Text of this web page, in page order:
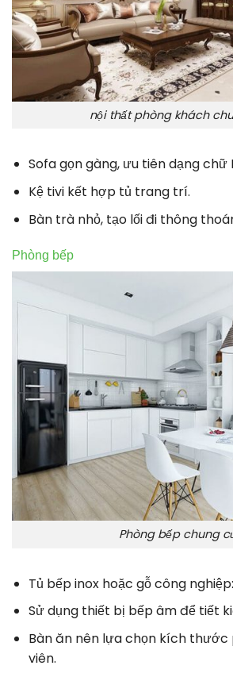
nội thất phòng khách
Sofa gọn gàng, ưu tiên dạng chữ
Kệ tivi kết hợp tủ trang trí.
Bàn trà nhỏ, tạo lối đi thông
Phòng bếp
Phòng bếp chung
Tủ bếp inox hoặc gỗ công
Sử dụng thiết bị bếp âm để tiết
Bàn ăn nên lựa chọn kích thước
viên.